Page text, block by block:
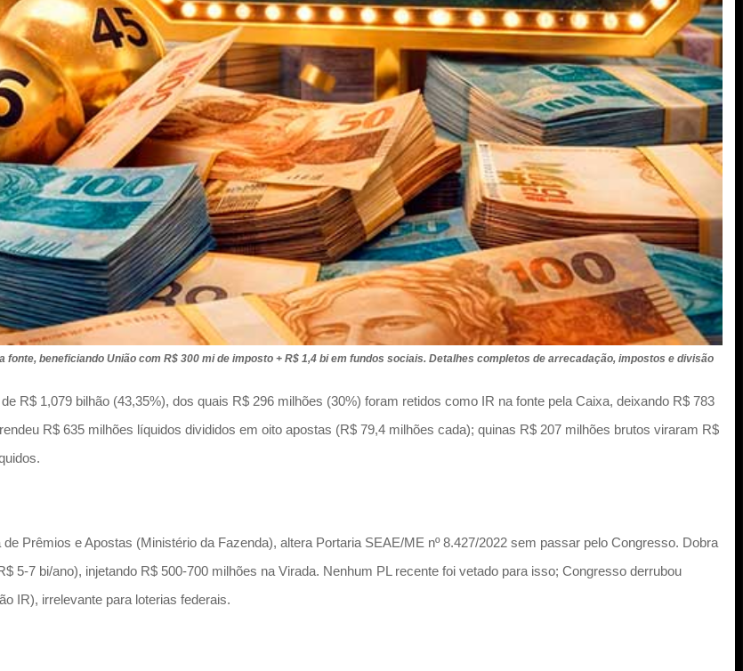
fonte, beneficiando União com R$ 300 mi de imposto + R$ 1,4 bi em fundos sociais. Detalhes completos de arrecadação, impostos e divisão
R$ 1,079 bilhão (43,35%), dos quais R$ 296 milhões (30%) foram retidos como IR na fonte pela Caixa, deixando R$ 783
R$ 635 milhões líquidos divididos em oito apostas (R$ 79,4 milhões cada); quinas R$ 207 milhões brutos viraram R$
Prêmios e Apostas (Ministério da Fazenda), altera Portaria SEAE/ME nº 8.427/2022 sem passar pelo Congresso. Dobra
5-7 bi/ano), injetando R$ 500-700 milhões na Virada. Nenhum PL recente foi vetado para isso; Congresso derrubou
IR), irrelevante para loterias federais.